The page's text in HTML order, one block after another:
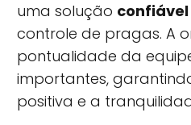
uma solução confiável
controle de pragas. A
pontualidade da
importantes,
positiva e a